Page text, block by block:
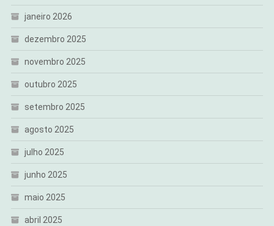
janeiro 2026
dezembro 2025
novembro 2025
outubro 2025
setembro 2025
agosto 2025
julho 2025
junho 2025
maio 2025
abril 2025